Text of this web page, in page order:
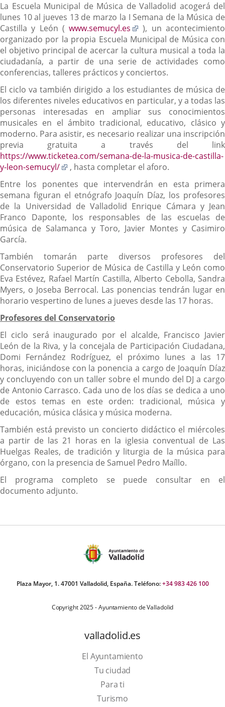
La Escuela Municipal de Música de Valladolid acogerá del
lunes 10 al jueves 13 de marzo la I Semana de la Música de
Castilla y León (www.semucyl.es
Enlace
a
una
aplicación
externa.
), un acontecimiento
organizado por la propia Escuela Municipal de Música con
el objetivo principal de acercar la cultura musical a toda la
ciudadanía, a partir de una serie de actividades como
conferencias, talleres prácticos y conciertos.
El ciclo va también dirigido a los estudiantes de música de
los diferentes niveles educativos en particular, y a todas las
personas interesadas en ampliar sus conocimientos
musicales en el ámbito tradicional, educativo, clásico y
moderno. Para asistir, es necesario realizar una inscripción
previa gratuita a través del link
https://www.ticketea.com/semana-de-la-musica-de-castilla-
y-leon-semucyl/
Enlace
una
aplicación
externa.
, hasta completar el aforo.
Entre los ponentes que intervendrán en esta primera
semana figuran el etnógrafo Joaquín Díaz, los profesores
de la Universidad de Valladolid Enrique Cámara y Jean
Franco Daponte, los responsables de las escuelas de
música de Salamanca y Toro, Javier Montes y Casimiro
García.
También tomarán parte diversos profesores del
Conservatorio Superior de Música de Castilla y León como
Eva Estévez, Rafael Martín Castilla, Alberto Cebolla, Sandra
Myers, o Joseba Berrocal. Las ponencias tendrán lugar en
horario vespertino de lunes a jueves desde las 17 horas.
Profesores del Conservatorio
El ciclo será inaugurado por el alcalde, Francisco Javier
León de la Riva, y la concejala de Participación Ciudadana,
Domi Fernández Rodríguez, el próximo lunes a las 17
horas, iniciándose con la ponencia a cargo de Joaquín Díaz
y concluyendo con un taller sobre el mundo del DJ a cargo
de Antonio Carrasco. Cada uno de los días se dedica a uno
de estos temas en este orden: tradicional, música y
educación, música clásica y música moderna.
También está previsto un concierto didáctico el miércoles
a partir de las 21 horas en la iglesia conventual de Las
Huelgas Reales, de tradición y liturgia de la música para
órgano, con la presencia de Samuel Pedro Maíllo.
El programa completo se puede consultar en el
documento adjunto.
Plaza Mayor, 1. 47001 Valladolid, España. Teléfono:+34 983 426 100
Copyright 2025 - Ayuntamiento de Valladolid
valladolid.es
El Ayuntamiento
Tu ciudad
Para ti
TurismoEste